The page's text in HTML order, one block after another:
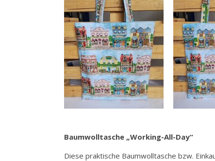
Baumwolltasche „Working-All-Day“
Diese praktische Baumwolltasche bzw.